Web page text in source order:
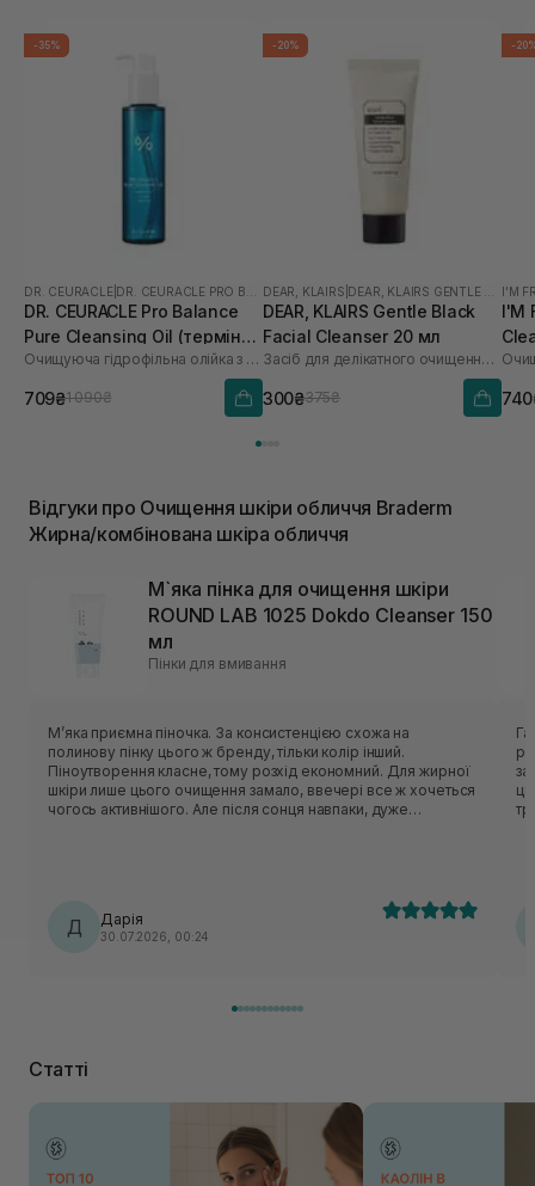
-35%
DR. CEURACLE
DR. CEURACLE Pro Balance
Pure Cleansing Oil (термін
до 01.27р.) 155 мл
Очищуюча гідрофільна олійка з пробіотиками
709₴1 090₴
-20%
DEAR, KLAIRS
DEAR, KLAIRS Gentle Black
Facial Cleanser 20 мл
Засіб для делікатного очищення обличчя
300₴375₴
-
I'M
I'M
Відгуки про Очищення шкіри обличчя Braderm
Жирна/комбінована шкіра обличчя
М`яка пінка для очищення шкіри
ROUND LAB 1025 Dokdo Cleanser 150
мл
Пінки для вмивання
Мʼяка приємна піночка. За консистенцією схожа на
полинову пінку цього ж бренду, тільки колір інший.
Піноутворення класне, тому розхід економний. Для жирної
шкіри лише цього очищення замало, ввечері все ж хочеться
чогось активнішого. Але після сонця навпаки, дуже
Д Дарія
30.07.2026, 00:24
засобу. Аромат
тригерить. У
Статті